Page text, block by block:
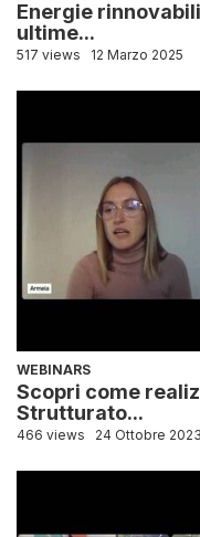
Energie
ultime...
517 views 12 Marzo 2025
WEBINARS
Scopri come
Strutturato...
466 views 24 Ottobre 2023